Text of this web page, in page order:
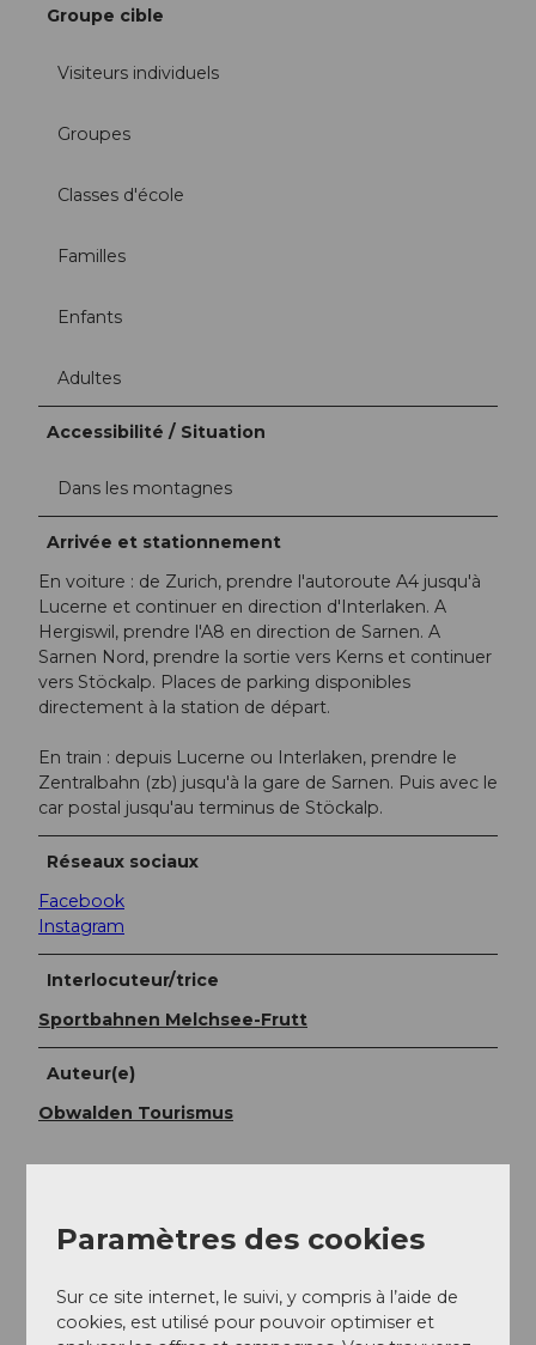
Groupe cible
Visiteurs individuels
Groupes
Classes d'école
Familles
Enfants
Adultes
Accessibilité / Situation
Dans les montagnes
Arrivée et stationnement
En voiture : de Zurich, prendre l'autoroute A4 jusqu'à
Lucerne et continuer en direction d'Interlaken. A
Hergiswil, prendre l'A8 en direction de Sarnen. A
Sarnen Nord, prendre la sortie vers Kerns et continuer
vers Stöckalp. Places de parking disponibles
directement à la station de départ.
En train : depuis Lucerne ou Interlaken, prendre le
Zentralbahn (zb) jusqu'à la gare de Sarnen. Puis avec le
car postal jusqu'au terminus de Stöckalp.
Réseaux sociaux
Facebook
Instagram
Interlocuteur/trice
Sportbahnen Melchsee-Frutt
Auteur(e)
Obwalden Tourismus
Notre recommandation
Paramètres des cookies
Sur ce site internet, le suivi, y compris à l’aide de
cookies, est utilisé pour pouvoir optimiser et